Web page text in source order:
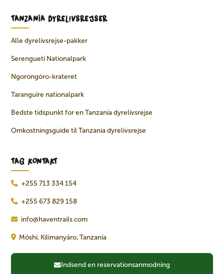
TANZANÍA DYRELIVSREJSER
Alle dyrelivsrejse-pakker
Serengueti Nationalpark
Ngorongóro-krateret
Taranguire nationalpark
Bedste tidspunkt for en Tanzanía dyrelivsrejse
Omkostningsguide til Tanzanía dyrelivsrejse
TAG KONTAKT
+255 713 334 154
+255 673 829 158
info@haventrails.com
Móshi, Kilimanyáro, Tanzanía
Indsend en reservationsanmodning